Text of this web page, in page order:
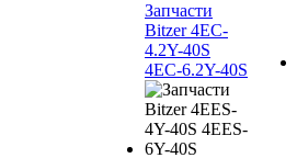
Запчасти
Bitzer 4EC-
4.2Y-40S
4EC-6.2Y-40S